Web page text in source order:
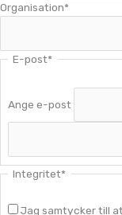
Organisation*
E-post*
Ange e-post
Integritet*
Jag samtycker till